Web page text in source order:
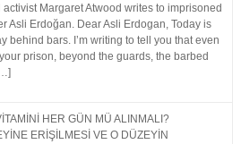
Margaret Atwood writes to imprisoned
Asli Erdoğan. Dear Asli Erdogan, Today is
behind bars. I’m writing to tell you that even
prison, beyond the guards, the barbed
HER GÜN MÜ ALINMALI?
ERİŞİLMESİ VE O DÜZEYİN